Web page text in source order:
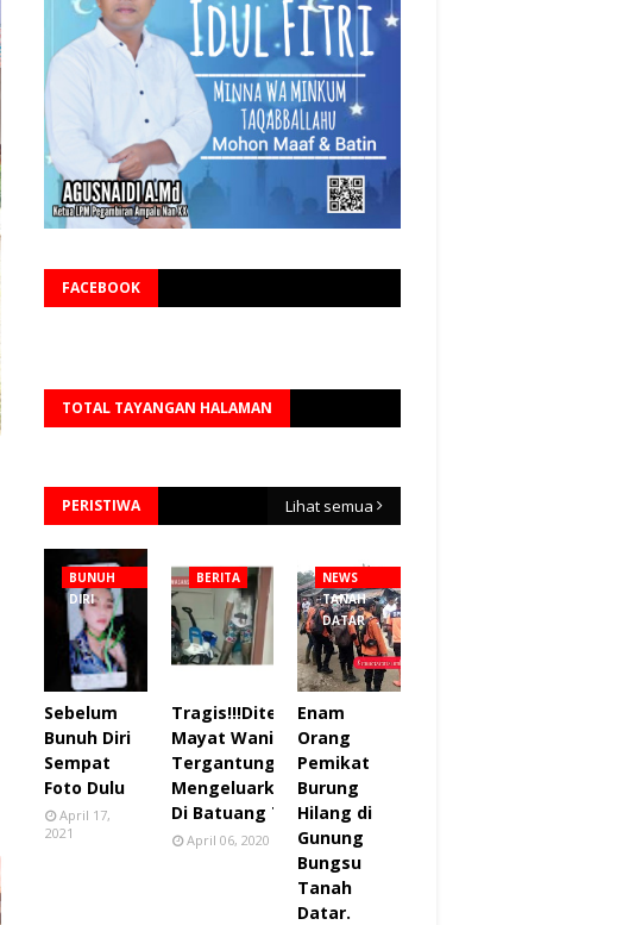
FACEBOOK
TOTAL TAYANGAN HALAMAN
PERISTIWA Lihat semua
BUNUH
DIRI
Sebelum
Bunuh Diri
Sempat
Foto Dulu
April 17,
2021
BERITA
Tragis!!!Ditemukan
Mayat Wanita
Tergantung sudah
Mengeluarkan Bau
Di Batuang Taba.
April 06, 2020
NEWS
TANAH
DATAR
Enam
Orang
Pemikat
Burung
Hilang di
Gunung
Bungsu
Tanah
Datar.